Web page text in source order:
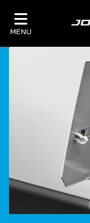
MENU